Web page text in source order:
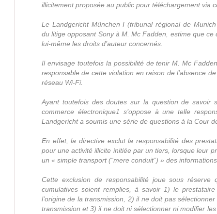
illicitement proposée au public pour téléchargement via
Le Landgericht München I (tribunal régional de
du litige opposant Sony à M. Mc Fadden, estime que ce
lui-même les droits d’auteur concernés.
Il envisage toutefois la possibilité de tenir M. Mc
responsable de cette violation en raison de l’absence
réseau Wi-Fi.
Ayant toutefois des doutes sur la question de savoir
commerce électronique1 s’oppose à une telle
Landgericht a soumis une série de questions à la Cour
En effet, la directive exclut la responsabilité des
pour une activité illicite initiée par un tiers, lorsque leur
un « simple transport (“mere conduit”) » des
Cette exclusion de responsabilité joue sous réserve
cumulatives soient remplies, à savoir 1) le
l’origine de la transmission, 2) il ne doit pas
transmission et 3) il ne doit ni sélectionner ni modifier